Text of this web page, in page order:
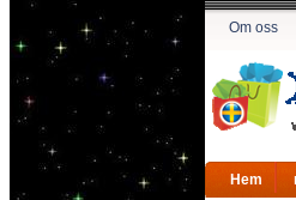
Om oss
Hem